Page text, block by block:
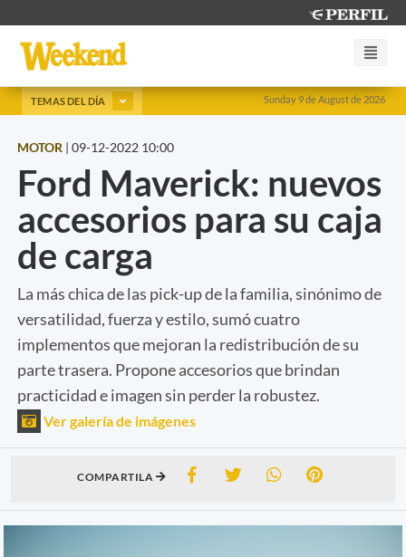
Sunday 9 de August de 2026
TEMAS DEL DÍA
MOTOR | 09-12-2022 10:00
Ford Maverick: nuevos
accesorios para su caja
de carga
La más chica de las pick-up de la familia, sinónimo de
versatilidad, fuerza y estilo, sumó cuatro
implementos que mejoran la redistribución de su
parte trasera. Propone accesorios que brindan
practicidad e imagen sin perder la robustez.
Ver galería de imágenes
COMPARTILA